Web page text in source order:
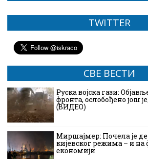
TWITTER
СВЕ ВЕСТИ
Руска војска гази:
фронта, ослобођено још
(ВИДЕО)
Миршајмер: Почела је
кијевског режима – и
економији